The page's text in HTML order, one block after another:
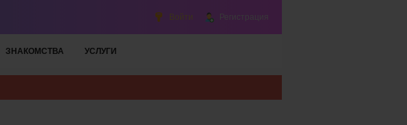
Войти Регистрация
ЗНАКОМСТВА УСЛУГИ